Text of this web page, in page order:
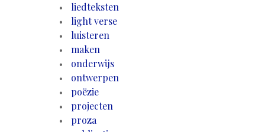
liedteksten
light verse
luisteren
maken
onderwijs
ontwerpen
poëzie
projecten
proza